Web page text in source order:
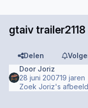
gtaiv trailer2118
Delen
Door Joriz
28 juni 200719 jaren
Zoek Joriz's